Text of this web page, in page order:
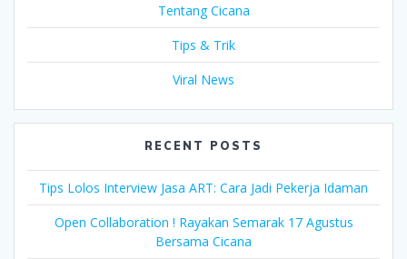
Tentang Cicana
Tips & Trik
Viral News
RECENT POSTS
Tips Lolos Interview Jasa ART: Cara Jadi Pekerja Idaman
Open Collaboration ! Rayakan Semarak 17 Agustus
Bersama Cicana